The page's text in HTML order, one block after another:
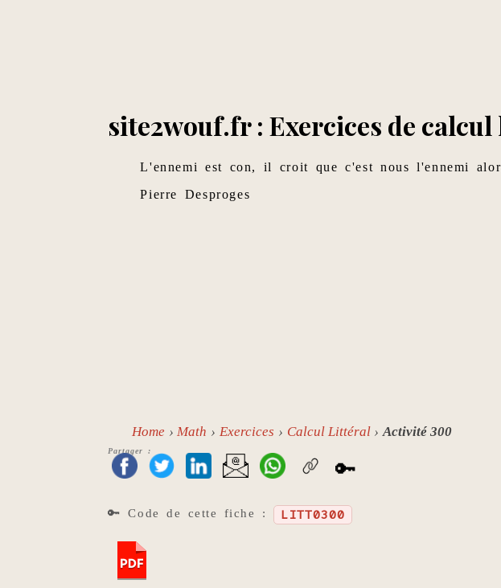
site2wouf.fr : Exercices de
L'ennemi est con, il croit que c'est nous l'ennemi
Pierre Desproges
Home Math Exercices Calcul Littéral Activité 300
Partager :
🔑
🔑 Code de cette fiche : LITT0300